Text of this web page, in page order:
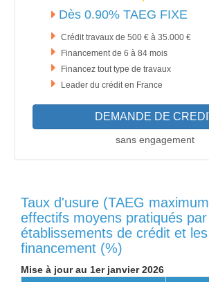
Dès 0.90% TAEG FIXE
Crédit travaux de 500 € à 35.000 €
Financement de 6 à 84 mois
Financez tout type de travaux
Leader du crédit en France
DEMANDE DE
sans engagement
Taux d'usure (TAEG
effectifs moyens pratiqués
établissements de crédit et
financement (%)
Mise à jour au 1er janvier 2026